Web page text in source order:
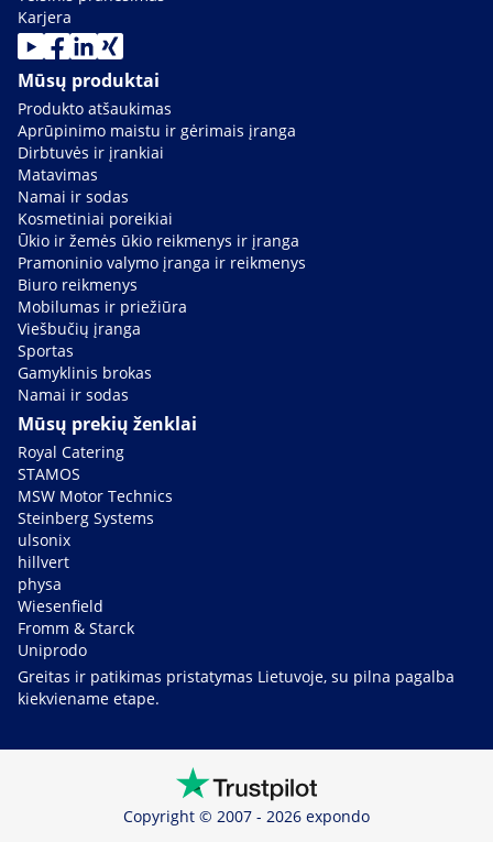
Karjera
Mūsų produktai
Produkto atšaukimas
Aprūpinimo maistu ir gėrimais įranga
Dirbtuvės ir įrankiai
Matavimas
Namai ir sodas
Kosmetiniai poreikiai
Ūkio ir žemės ūkio reikmenys ir įranga
Pramoninio valymo įranga ir reikmenys
Biuro reikmenys
Mobilumas ir priežiūra
Viešbučių įranga
Sportas
Gamyklinis brokas
Namai ir sodas
Mūsų prekių ženklai
Royal Catering
STAMOS
MSW Motor Technics
Steinberg Systems
ulsonix
hillvert
physa
Wiesenfield
Fromm & Starck
Uniprodo
Greitas ir patikimas pristatymas Lietuvoje, su pilna pagalba
kiekviename etape.
Copyright © 2007 - 2026 expondo